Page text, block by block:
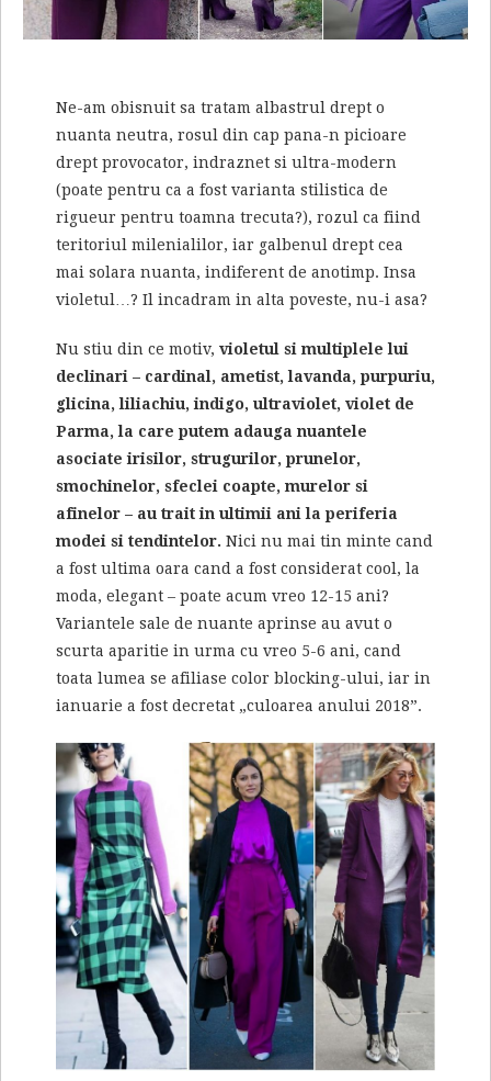
Ne-am obisnuit sa tratam albastrul drept o
nuanta neutra, rosul din cap pana-n picioare
drept provocator, indraznet si ultra-modern
(poate pentru ca a fost varianta stilistica de
rigueur pentru toamna trecuta?), rozul ca fiind
teritoriul milenialilor, iar galbenul drept cea
mai solara nuanta, indiferent de anotimp. Insa
violetul…? Il incadram in alta poveste, nu-i asa?
Nu stiu din ce motiv, violetul si multiplele lui
declinari – cardinal, ametist, lavanda, purpuriu,
glicina, liliachiu, indigo, ultraviolet, violet de
Parma, la care putem adauga nuantele
asociate irisilor, strugurilor, prunelor,
smochinelor, sfeclei coapte, murelor si
afinelor – au trait in ultimii ani la periferia
modei si tendintelor. Nici nu mai tin minte cand
a fost ultima oara cand a fost considerat cool, la
moda, elegant – poate acum vreo 12-15 ani?
Variantele sale de nuante aprinse au avut o
scurta aparitie in urma cu vreo 5-6 ani, cand
toata lumea se afiliase color blocking-ului, iar in
ianuarie a fost decretat „culoarea anului 2018”.